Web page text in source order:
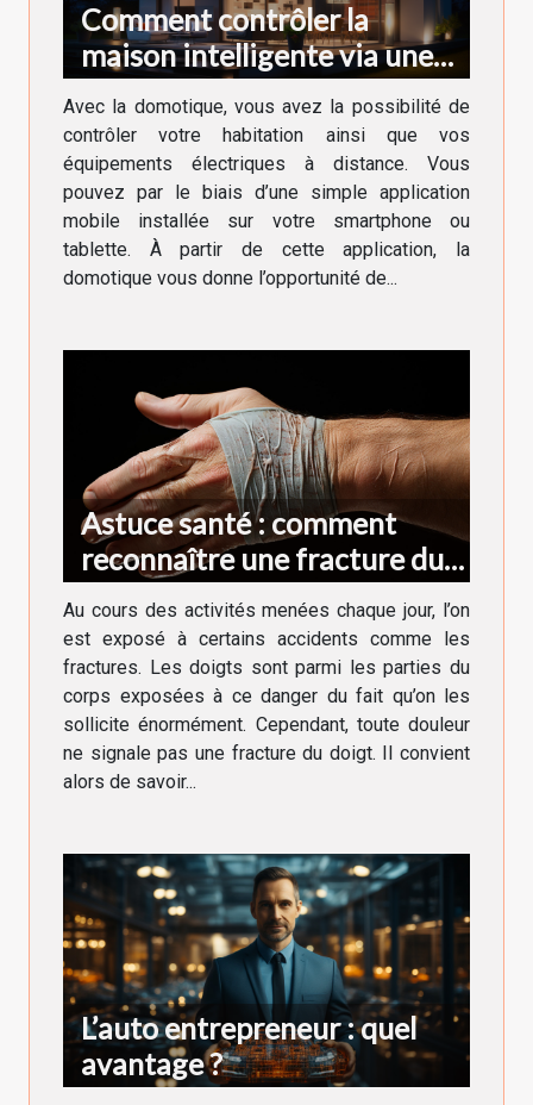
Comment contrôler la
maison intelligente via une
application ?
Avec la domotique, vous avez la possibilité de
contrôler votre habitation ainsi que vos
équipements électriques à distance. Vous
pouvez par le biais d’une simple application
mobile installée sur votre smartphone ou
tablette. À partir de cette application, la
domotique vous donne l’opportunité de...
Astuce santé : comment
reconnaître une fracture du
doigt ?
Au cours des activités menées chaque jour, l’on
est exposé à certains accidents comme les
fractures. Les doigts sont parmi les parties du
corps exposées à ce danger du fait qu’on les
sollicite énormément. Cependant, toute douleur
ne signale pas une fracture du doigt. Il convient
alors de savoir...
L’auto entrepreneur : quel
avantage ?